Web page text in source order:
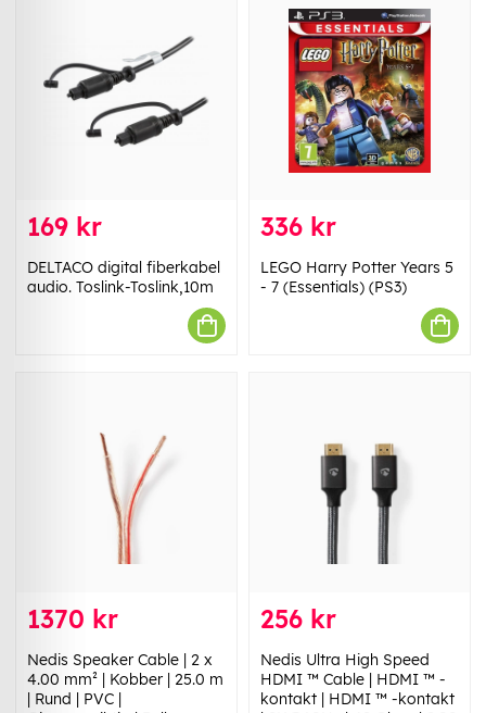
169 kr
DELTACO digital fiberkabel
audio. Toslink-Toslink,10m
336 kr
LEGO Harry Potter Years 5
- 7 (Essentials) (PS3)
1370 kr
Nedis Speaker Cable | 2 x
4.00 mm² | Kobber | 25.0 m
| Rund | PVC |
256 kr
Nedis Ultra High Speed ​​
HDMI ™ Cable | HDMI ™ -
kontakt | HDMI ™ -kontakt